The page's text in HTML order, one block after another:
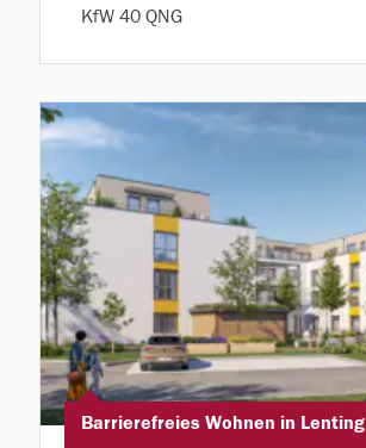
KfW 40 QNG
Barrierefreies Wohnen in Lenting